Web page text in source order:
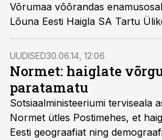
Võrumaa võõrandas
Lõuna Eesti Haigla SA Tartu
Tehingu tulemusena
haigla asus oma
haigla jätkusuutlik areng.
UUDISED30.06.14, 12:06
Normet: haiglate
paratamatu
Sotsiaalministeeriumi terviseala
Normet ütles Postimehes, et
Eesti geograafiat ning